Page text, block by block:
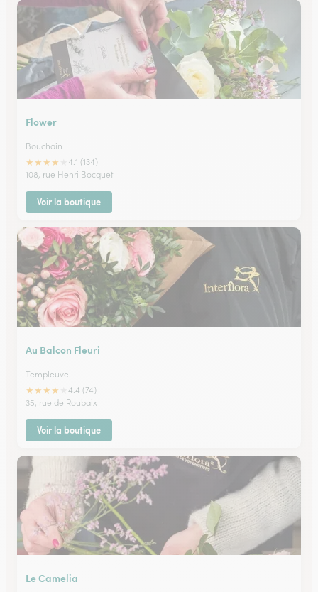
Flower
Bouchain
★★★★
4.1 (134)
108, rue Henri Bocquet
Voir la boutique
Au Balcon Fleuri
Templeuve
★★★★
4.4 (74)
35, rue de Roubaix
Voir la boutique
Le Camelia